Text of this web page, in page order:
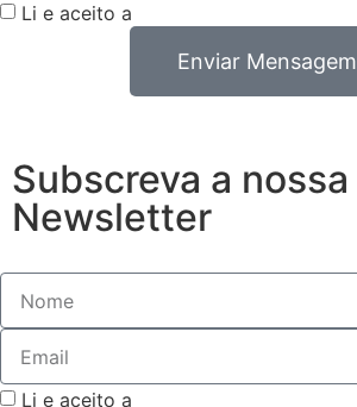
Li e aceito a
Enviar Mensagem
Subscreva a nossa
Newsletter
Li e aceito a